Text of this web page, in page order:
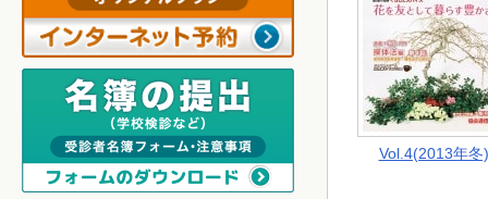
Vol.4(2013年冬)